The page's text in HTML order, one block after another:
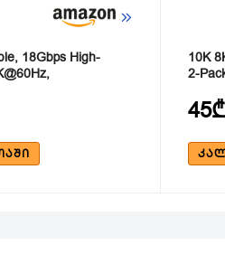
18Gbps High-
10K
2-
45₾